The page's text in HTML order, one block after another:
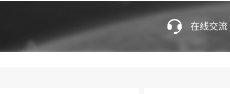
在线交流